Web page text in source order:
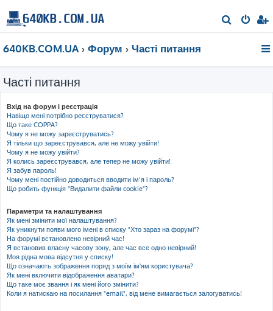
о
640KB.COM.UA Форум Часті питання
Часті питання
Вхід на форум і реєстрація
Навіщо мені потрібно реєструватися?
Що таке COPPA?
Чому я не можу зареєструватись?
Я тільки що зареєструвався, але не можу увійти!
Чому я не можу увійти?
Я колись зареєструвався, але тепер не можу увійти!
Я забув пароль!
Чому мені постійно доводиться вводити ім’я і пароль?
Що робить функція "Видалити файли cookie"?
Параметри та налаштування
Як мені змінити мої налаштування?
Як уникнути появи мого імені в списку "Хто зараз на форумі"?
На форумі встановлено невірний час!
Я встановив власну часову зону, але час все одно невірний!
Моя рідна мова відсутня у списку!
Що означають зображення поряд з моїм ім'ям користувача?
Як мені включити відображення аватари?
Що таке моє звання і як мені його змінити?
Коли я натискаю на посилання "email", від мене вимагається залогуватись!